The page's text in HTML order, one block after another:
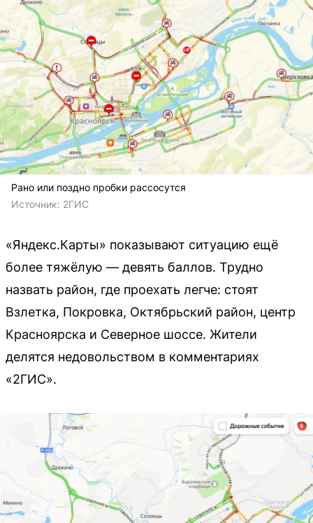
Рано или поздно пробки рассосутся
Источник: 2ГИС
«Яндекс.Карты» показывают ситуацию ещё
более тяжёлую — девять баллов. Трудно
назвать район, где проехать легче: стоят
Взлетка, Покровка, Октябрьский район, центр
Красноярска и Северное шоссе. Жители
делятся недовольством в комментариях
«2ГИС».